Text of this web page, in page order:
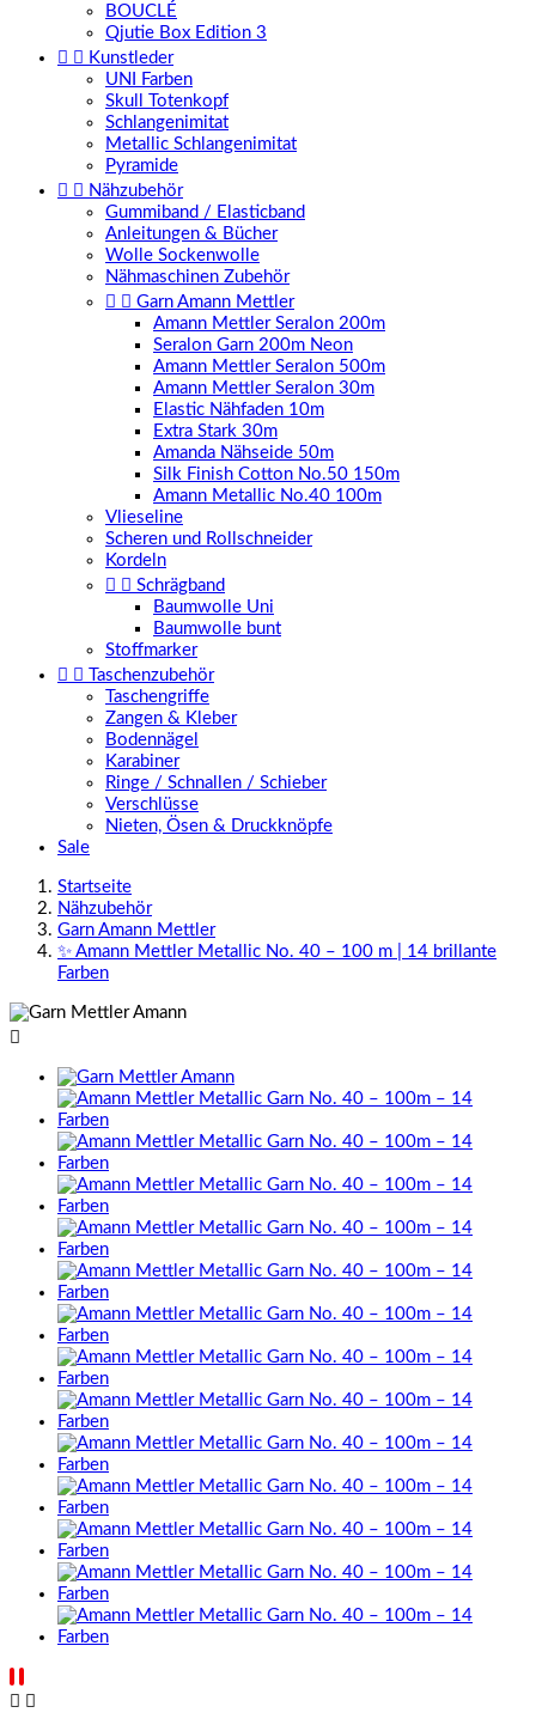
BOUCLÉ
Qjutie Box Edition 3
  Kunstleder
UNI Farben
Skull Totenkopf
Schlangenimitat
Metallic Schlangenimitat
Pyramide
  Nähzubehör
Gummiband / Elasticband
Anleitungen & Bücher
Wolle Sockenwolle
Nähmaschinen Zubehör
  Garn Amann Mettler
Amann Mettler Seralon 200m
Seralon Garn 200m Neon
Amann Mettler Seralon 500m
Amann Mettler Seralon 30m
Elastic Nähfaden 10m
Extra Stark 30m
Amanda Nähseide 50m
Silk Finish Cotton No.50 150m
Amann Metallic No.40 100m
Vlieseline
Scheren und Rollschneider
Kordeln
  Schrägband
Baumwolle Uni
Baumwolle bunt
Stoffmarker
 
Taschenzubehör
Taschengriffe
Zangen & Kleber
Bodennägel
Karabiner
Ringe / Schnallen / Schieber
Verschlüsse
Nieten, Ösen & Druckknöpfe
Sale
Startseite
Nähzubehör
Garn Amann Mettler
✨ Amann Mettler Metallic No. 40 – 100 m | 14 brillante
Farben

 